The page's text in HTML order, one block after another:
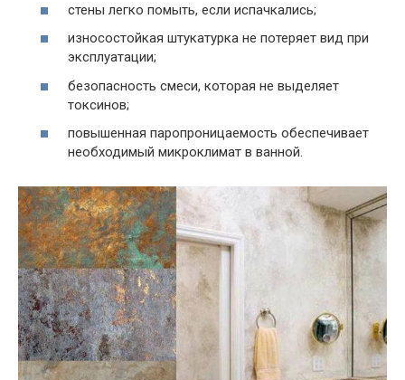
стены легко помыть, если испачкались;
износостойкая штукатурка не потеряет вид при
эксплуатации;
безопасность смеси, которая не выделяет
токсинов;
повышенная паропроницаемость обеспечивает
необходимый микроклимат в ванной.